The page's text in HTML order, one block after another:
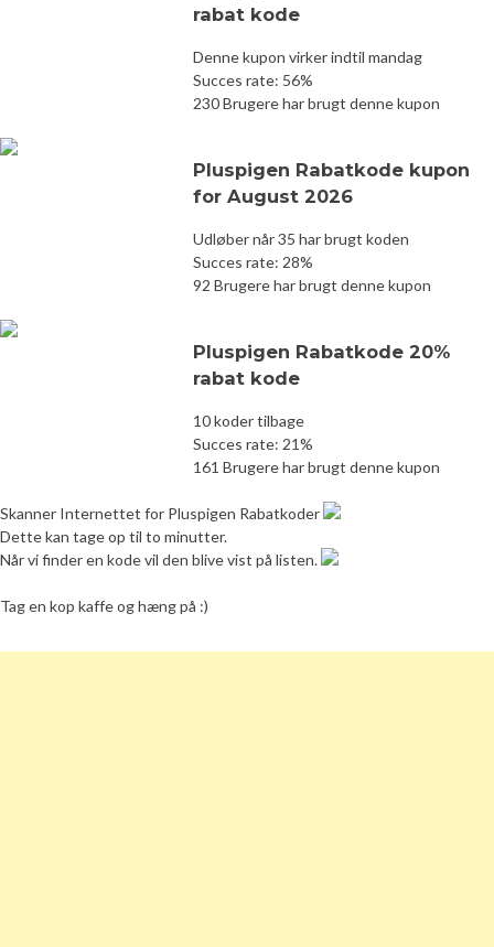
rabat kode
Denne kupon virker indtil mandag
Succes rate: 56%
230 Brugere har brugt denne kupon
Pluspigen Rabatkode kupon
for August 2026
Udløber når 35 har brugt koden
Succes rate: 28%
92 Brugere har brugt denne kupon
Pluspigen Rabatkode 20%
rabat kode
10 koder tilbage
Succes rate: 21%
161 Brugere har brugt denne kupon
Skanner Internettet for Pluspigen Rabatkoder
Dette kan tage op til to minutter.
Når vi finder en kode vil den blive vist på listen.
Tag en kop kaffe og hæng på :)